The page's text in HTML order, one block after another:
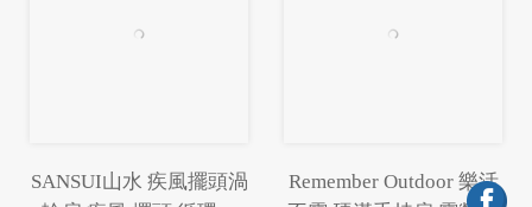
SANSUI山水 疾風擺頭渦
Remember Outdoor 樂活